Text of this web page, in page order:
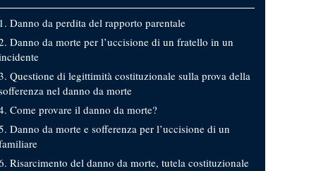
Danno da perdita del rapporto parentale
Danno da morte per l’uccisione di un fratello in un
Questione di legittimità costituzionale sulla prova della
nel danno da morte
Come provare il danno da morte?
Danno da morte e sofferenza per l’uccisione di un
Risarcimento del danno da morte, tutela costituzionale